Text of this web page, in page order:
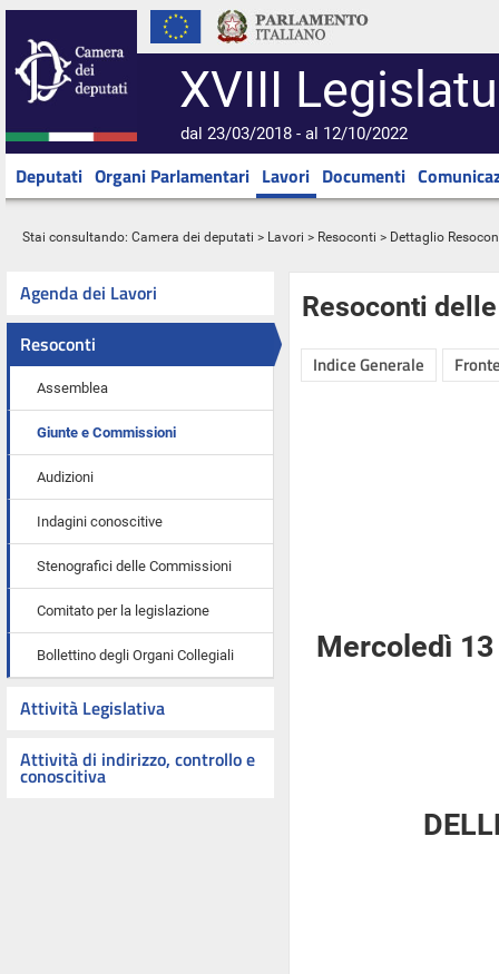
XVIII
dal 23/03/2018 - al 12/10/2022
Deputati Organi Parlamentari Lavori Documenti
Stai consultando: Camera dei deputati > Lavori > Resoconti > Dettaglio
Agenda dei Lavori
Resoconti
Assemblea
Giunte e Commissioni
Audizioni
Indagini conoscitive
Stenografici delle Commissioni
Comitato per la legislazione
Bollettino degli Organi Collegiali
Attività Legislativa
Attività di indirizzo, controllo e
conoscitiva
Resoconti
Indice Generale
Mercoledì